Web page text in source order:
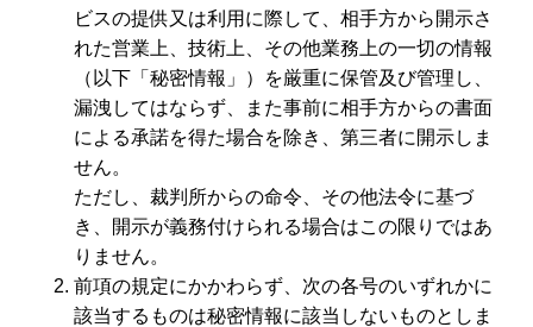
ビスの提供又は利用に際して、相手方から開示さ
れた営業上、技術上、その他業務上の一切の情報
（以下「秘密情報」）を厳重に保管及び管理し、
漏洩してはならず、また事前に相手方からの書面
による承諾を得た場合を除き、第三者に開示しま
せん。
ただし、裁判所からの命令、その他法令に基づ
き、開示が義務付けられる場合はこの限りではあ
りません。
前項の規定にかかわらず、次の各号のいずれかに
該当するものは秘密情報に該当しないものとしま